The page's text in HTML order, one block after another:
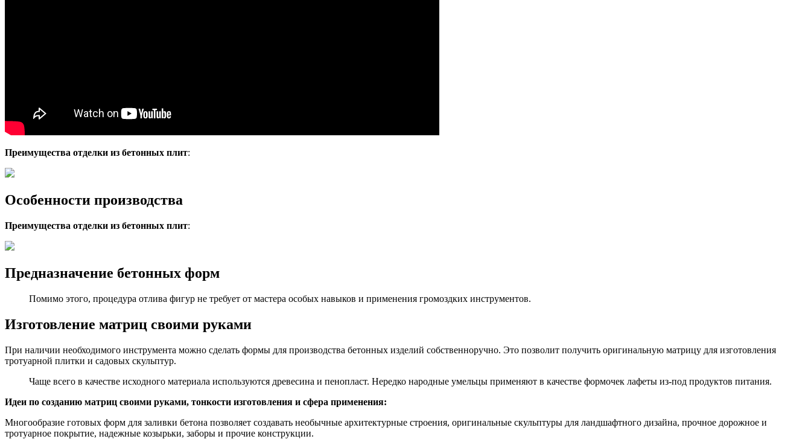
Преимущества отделки из бетонных плит:
Особенности производства
Преимущества отделки из бетонных плит:
Предназначение бетонных форм
Помимо этого, процедура отлива фигур не требует от мастера особых навыков и применения громоздких инструментов.
Изготовление матриц своими руками
При наличии необходимого инструмента можно сделать формы для производства бетонных изделий собственноручно. Это позволит получить оригинальную матрицу для изготовления
тротуарной плитки и садовых скульптур.
Чаще всего в качестве исходного материала используются древесина и пенопласт. Нередко народные умельцы применяют в качестве формочек лафеты из-под продуктов питания.
Идеи по созданию матриц своими руками, тонкости изготовления и сфера применения:
Многообразие готовых форм для заливки бетона позволяет создавать необычные архитектурные строения, оригинальные скульптуры для ландшафтного дизайна, прочное дорожное и
тротуарное покрытие, надежные козырьки, заборы и прочие конструкции.